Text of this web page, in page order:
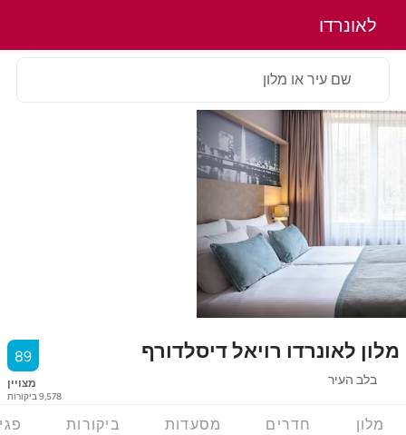
לאונרדו
מלון לאונרדו רויאל דיסלדורף
בלב העיר
89
מצויין
9,578ביקורות
שם עיר או מלון
מלון חדרים מסעדות ביקורות